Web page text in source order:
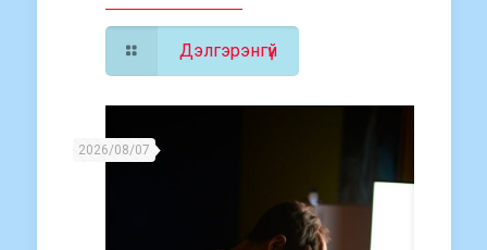
Дэлгэрэнгүй
2026/08/07